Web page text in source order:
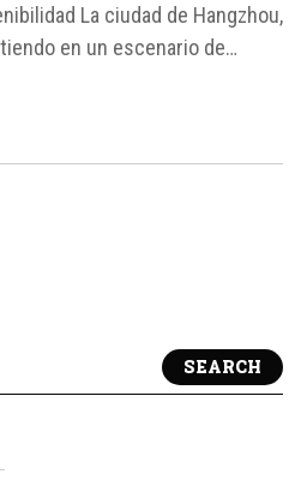
La ciudad de Hangzhou,
en un escenario de
de 106 metros que
SEARCH